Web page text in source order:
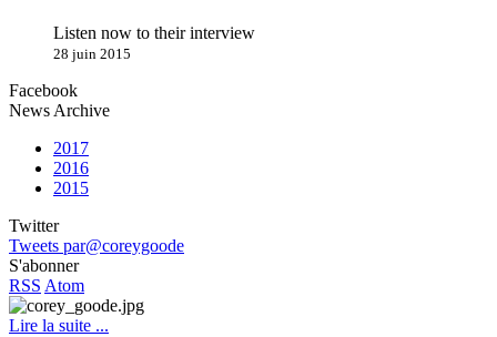
Listen now to their interview
28 juin 2015
Facebook
News Archive
2017
2016
2015
Twitter
Tweets par@coreygoode
S'abonner
RSS Atom
Lire la suite ...